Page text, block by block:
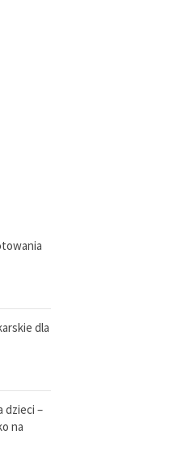
dla
dzieci –
na